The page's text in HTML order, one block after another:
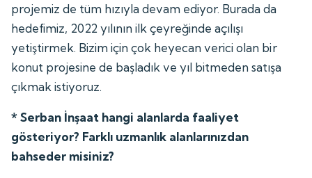
projemiz de tüm hızıyla devam ediyor. Burada da
hedefimiz, 2022 yılının ilk çeyreğinde açılışı
yetiştirmek. Bizim için çok heyecan verici olan bir
konut projesine de başladık ve yıl bitmeden satışa
çıkmak istiyoruz.
* Serban İnşaat hangi alanlarda faaliyet
gösteriyor? Farklı uzmanlık alanlarınızdan
bahseder misiniz?